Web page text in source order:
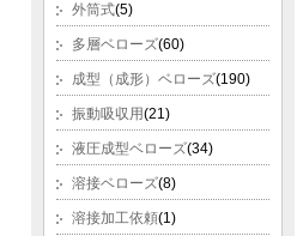
外筒式(5)
多層ベローズ(60)
成型（成形）ベローズ(190)
振動吸収用(21)
液圧成型ベローズ(34)
溶接ベローズ(8)
溶接加工依頼(1)